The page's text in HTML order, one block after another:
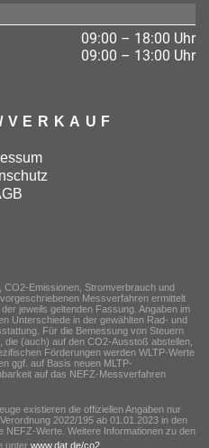
09:00 – 18:00 Uhr
09:00 – 13:00 Uhr
CO2-Emissionen, Stromverbrauch und
Messverfahren ermittelt
jeweils geltenden Fassung. Angaben im
Unterschiede in der gewählten Rad- und
Für die Bemessung von Steuern
die (auch) auf den CO2-Ausstoß abstellen,
Förderungen werden WLTP-Werte
ggf. auf Basis neuen MLTP-
auf das NEFZ-Messverfahren
existieren die offiziellen Angaben nur
2022/195 ab 01.01.2023 in den
NEFZ-Werte. Weitere Informationen zu den
unter www.dat.de/co2